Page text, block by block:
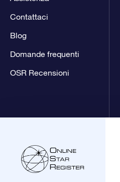
Contattaci
Blog
Domande frequenti
OSR Recensioni